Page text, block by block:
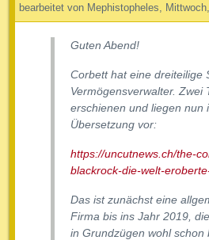
bearbeitet von Mephistopheles,
Guten Abend!
Corbett hat eine dreiteilige
Vermögensverwalter. Zwei
erschienen und liegen nun
Übersetzung vor:
https://uncutnews.ch/the-
blackrock-die-welt-
Das ist zunächst eine
Firma bis ins Jahr 2019,
in Grundzügen wohl schon